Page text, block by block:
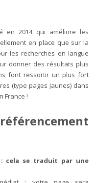
en 2014 qui améliore les
en place que sur la
les recherches en langue
donner des résultats plus
font ressortir un plus fort
(type pages Jaunes) dans
France !
cela se traduit par une